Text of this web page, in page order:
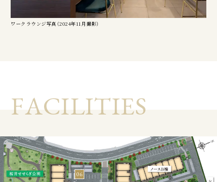
ワークラウンジ写真（2024年11月撮影）
FACILITIES
06